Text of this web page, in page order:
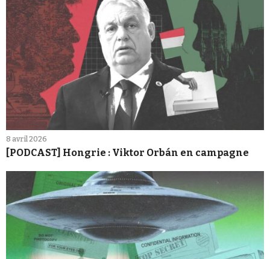
8 avril 2026
[PODCAST] Hongrie : Viktor Orbán en campagne